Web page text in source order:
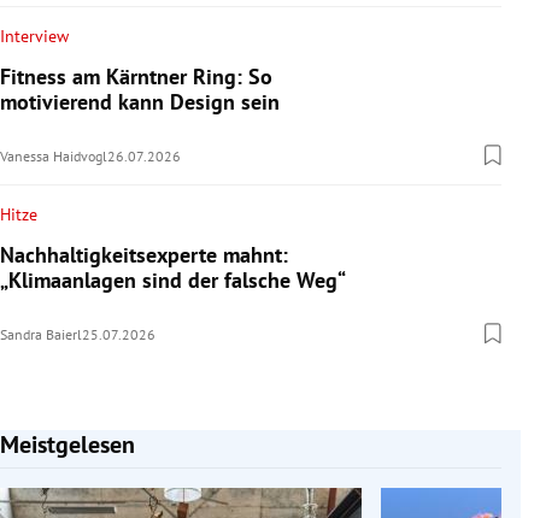
Interview
Fitness am Kärntner Ring: So
motivierend kann Design sein
Vanessa Haidvogl 26.07.2026
Hitze
Nachhaltigkeitsexperte mahnt:
„Klimaanlagen sind der falsche Weg“
Sandra Baierl 25.07.2026
Meistgelesen
Slide 1 von 7